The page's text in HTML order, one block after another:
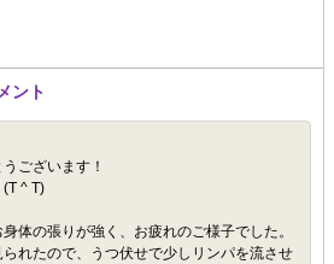
ント
ございます！
^ T)
体の張りが強く、お疲れのご様子でした。
れたので、うつ伏せで少しリンパを流させ